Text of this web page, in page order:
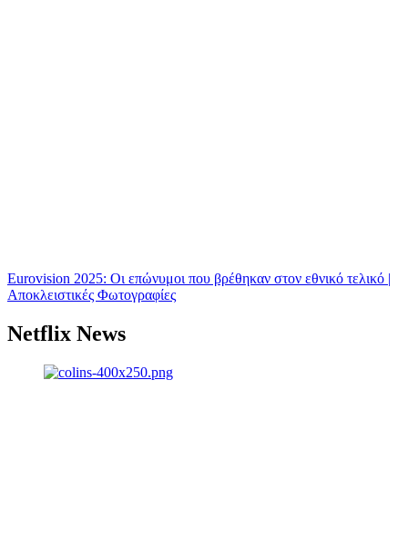
Eurovision 2025: Οι επώνυμοι που βρέθηκαν στον εθνικό τελικό |
Αποκλειστικές Φωτογραφίες
Netflix News